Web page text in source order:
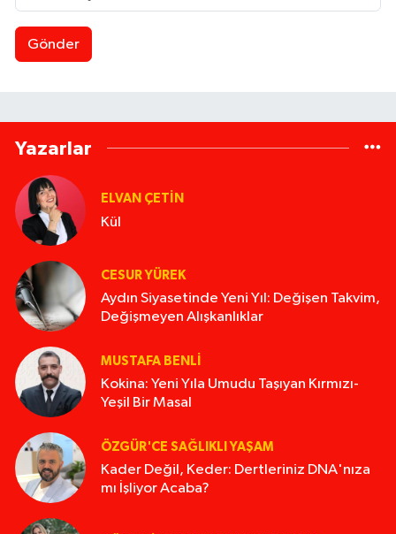
Gönder
Yazarlar
ELVAN ÇETIN
Kül
CESUR YÜREK
Aydın Siyasetinde Yeni Yıl: Değişen Takvim,
Değişmeyen Alışkanlıklar
MUSTAFA BENLI
Kokina: Yeni Yıla Umudu Taşıyan Kırmızı-
Yeşil Bir Masal
ÖZGÜR'CE SAĞLIKLI YAŞAM
Kader Değil, Keder: Dertleriniz DNA'nıza
mı İşliyor Acaba?